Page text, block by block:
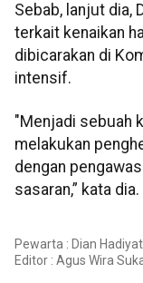
Sebab, lanjut dia,
terkait kenaikan
dibicarakan di
intensif.
"Menjadi sebuah
melakukan
dengan
sasaran,” kata dia.
Pewarta : Dian
Editor : Agus Wira